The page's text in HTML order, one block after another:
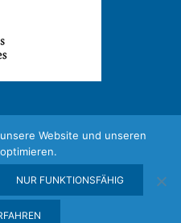
Website und unseren
NUR FUNKTIONSFÄHIG